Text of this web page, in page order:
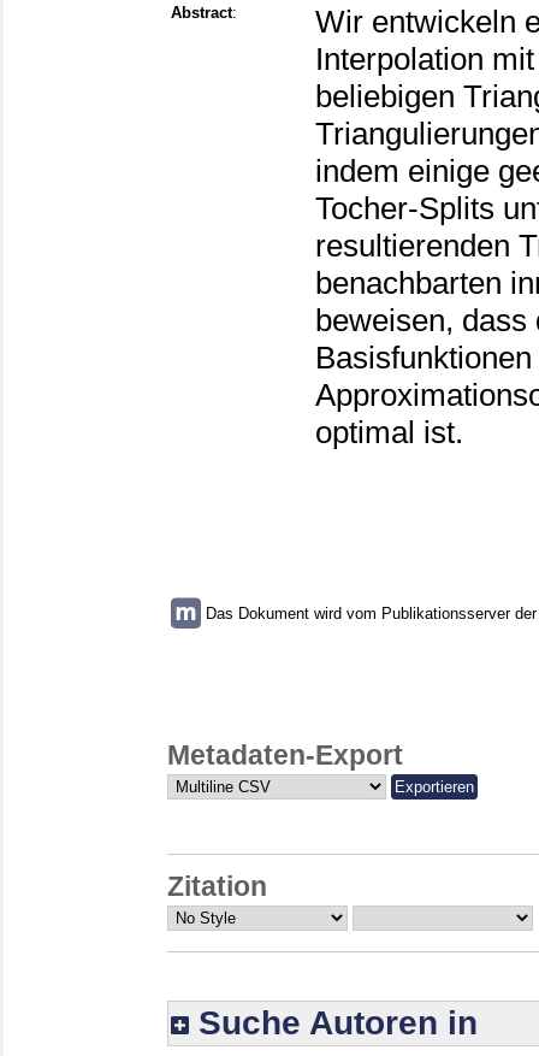
Abstract:
Wir entwickeln
Interpolation
beliebigen
indem einige
Tocher-Splits
resultierenden
benachbarten
beweisen, dass
optimal ist.
Das Dokument wird vom Publikationsserver
Metadaten-Export
Zitation
Suche Autoren in